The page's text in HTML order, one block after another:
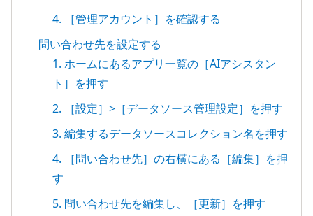
4. ［管理アカウント］を確認する
問い合わせ先を設定する
1. ホームにあるアプリ一覧の［AIアシスタン
ト］を押す
2. ［設定］>［データソース管理設定］を押す
3. 編集するデータソースコレクション名を押す
4. ［問い合わせ先］の右横にある［編集］を押
す
5. 問い合わせ先を編集し、［更新］を押す